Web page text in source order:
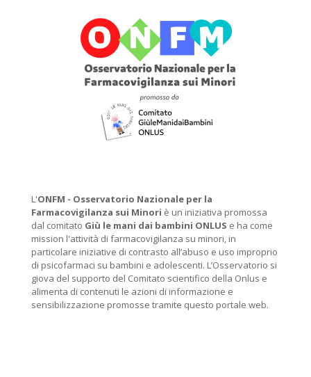
L'ONFM - Osservatorio Nazionale per la
Farmacovigilanza sui Minori è un iniziativa promossa
dal comitato Giù le mani dai bambini ONLUS e ha come
mission l'attività di farmacovigilanza su minori, in
particolare iniziative di contrasto all’abuso e uso improprio
di psicofarmaci su bambini e adolescenti. L’Osservatorio si
giova del supporto del Comitato scientifico della Onlus e
alimenta di contenuti le azioni di informazione e
sensibilizzazione promosse tramite questo portale web.